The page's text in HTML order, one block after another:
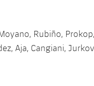
Rubiño,
Aja, Cangiani,